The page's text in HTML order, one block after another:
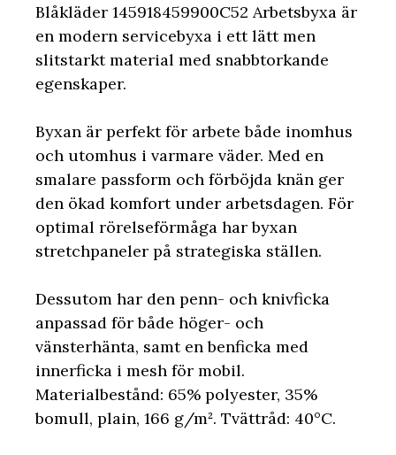
Blåkläder 145918459900C52 Arbetsbyxa är
en modern servicebyxa i ett lätt men
slitstarkt material med snabbtorkande
egenskaper.
Byxan är perfekt för arbete både inomhus
och utomhus i varmare väder. Med en
smalare passform och förböjda knän ger
den ökad komfort under arbetsdagen. För
optimal rörelseförmåga har byxan
stretchpaneler på strategiska ställen.
Dessutom har den penn- och knivficka
anpassad för både höger- och
vänsterhänta, samt en benficka med
innerficka i mesh för mobil.
Materialbestånd: 65% polyester, 35%
bomull, plain, 166 g/m². Tvättråd: 40°C.